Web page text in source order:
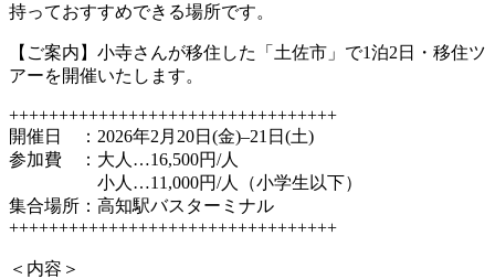
持っておすすめできる場所です。
【ご案内】小寺さんが移住した「土佐市」で1泊2日・移住ツ
アーを開催いたします。
+++++++++++++++++++++++++++++++++
開催日 ：2026年2月20日(金)–21日(土)
参加費 ：大人…16,500円/人
小人…11,000円/人（小学生以下）
集合場所：高知駅バスターミナル
+++++++++++++++++++++++++++++++++
＜内容＞